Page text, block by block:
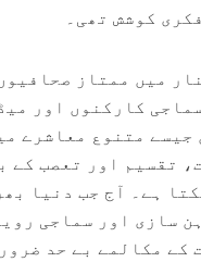
کوشش تھی۔
میں ممتاز
کارکنوں اور
جیسے متنوع معاشرے
تقسیم اور تعصب کے
ہے۔ آج جب دنیا
سازی اور سماجی
کے مکالمے بے حد